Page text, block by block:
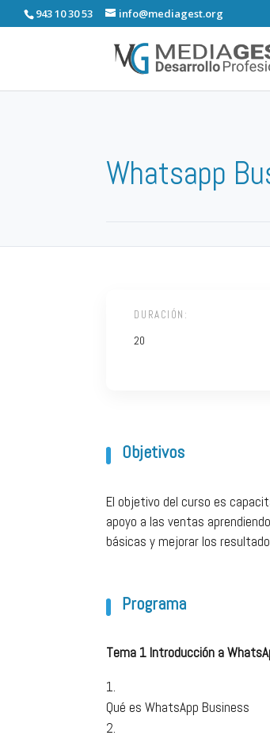
943 10 30 53 info@mediagest.org
Whatsapp
DURACIÓN:
20
Objetivos
El objetivo del curso es
apoyo a las ventas
básicas y mejorar los
Programa
Tema 1 Introducción a
Qué es WhatsApp Business